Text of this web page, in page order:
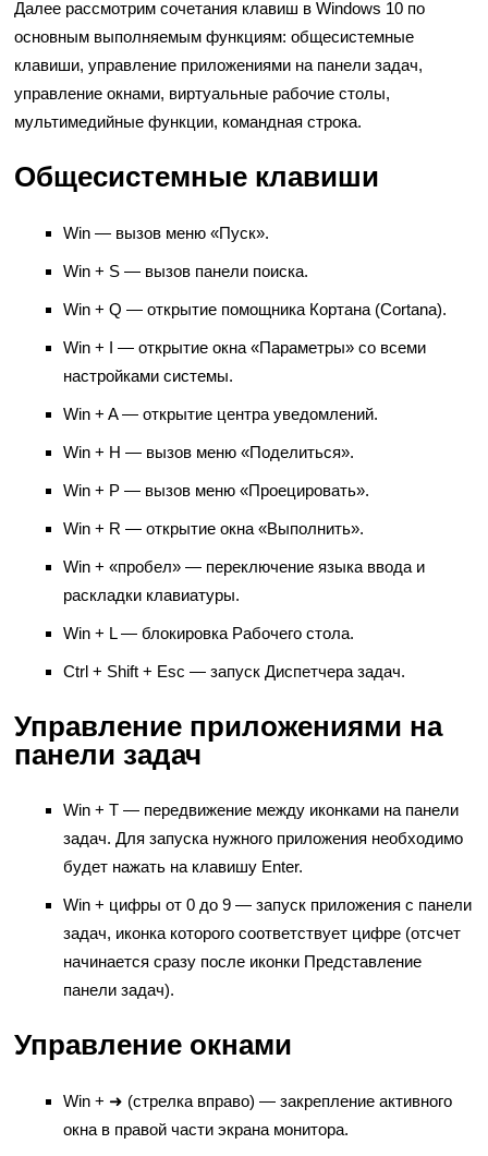
Далее рассмотрим сочетания клавиш в Windows 10 по
основным выполняемым функциям: общесистемные
клавиши, управление приложениями на панели задач,
управление окнами, виртуальные рабочие столы,
мультимедийные функции, командная строка.
Общесистемные клавиши
Win — вызов меню «Пуск».
Win + S — вызов панели поиска.
Win + Q — открытие помощника Кортана (Cortana).
Win + I — открытие окна «Параметры» со всеми
настройками системы.
Win + A — открытие центра уведомлений.
Win + H — вызов меню «Поделиться».
Win + P — вызов меню «Проецировать».
Win + R — открытие окна «Выполнить».
Win + «пробел» — переключение языка ввода и
раскладки клавиатуры.
Win + L — блокировка Рабочего стола.
Ctrl + Shift + Esc — запуск Диспетчера задач.
Управление приложениями на
панели задач
Win + T — передвижение между иконками на панели
задач. Для запуска нужного приложения необходимо
будет нажать на клавишу Enter.
Win + цифры от 0 до 9 — запуск приложения с панели
задач, иконка которого соответствует цифре (отсчет
начинается сразу после иконки Представление
панели задач).
Управление окнами
Win + ➜ (стрелка вправо) — закрепление активного
окна в правой части экрана монитора.